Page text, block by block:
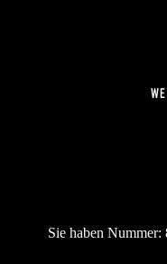
Sie haben